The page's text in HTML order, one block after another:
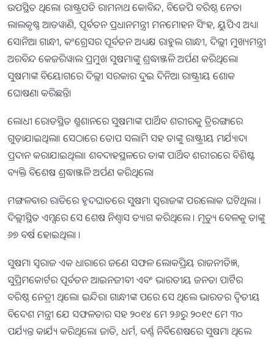
ଉପସ୍ଥିତ ଥିଲେ। ରାଷ୍ଟ୍ରପତି ରାମନାଥ କୋବିନ୍ଦ, ବିଜେପି ବରିଷ୍ଠ ନେତା
ଲାଲକୃଷ୍ଣ ଆଡୱାଣି, ପୂର୍ବତନ ପ୍ରଧାନମନ୍ତ୍ରୀ ମନମୋହନ ସିଂହ, ୟୁପିଏ ଅଧ୍ୟା
ସୋନିଆ ଗାନ୍ଧୀ, କଂଗ୍ରେସର ପୂର୍ବତନ ଅଧ୍ୟକ୍ଷ ରାହୁଲ ଗାନ୍ଧୀ, ଦିଲ୍ଲୀ ମୁଖ୍ୟମନ୍ତ୍ରୀ
ଅରବିନ୍ଦ କେଜରିୱାଲ ପ୍ରମୁଖ ସୁଷମାଙ୍କୁ ଶ୍ରଦ୍ଧାଞ୍ଜଳି ଅର୍ପଣ କରିଥିଲେ।
ସୁଷମାଙ୍କ ବିୟୋଗରେ ଦିଲ୍ଲୀ ସରକାର ଦୁଇ ଦିନିଆ ରାଷ୍ଟ୍ରୀୟ ଶୋକ
ଘୋଷଣା କରିଛନ୍ତି।
ଲୋଧୀ ରୋଡସ୍ଥିତ ଶ୍ମଶାନରେ ସୁଷମାଙ୍କ ପାର୍ଥିବ ଶରୀରକୁ ତ୍ରିରଙ୍ଗାରେ
ଗୁଡ଼ାଯାଇଥିଲା। ସେଠାରେ ତୋପ ସଲାମି ସହ ତାଙ୍କୁ ରାଷ୍ଟ୍ରୀୟ ମର୍ଯ୍ୟାଦା
ପ୍ରଦାନ କରାଯାଇଥିଲା। ଶବଦାହସ୍ଥଳରେ ତାଙ୍କ ପାର୍ଥିବ ଶରୀରରେ ବିଶିଷ୍ଟ
ବ୍ୟକ୍ତି ବିଶେଷ ଶ୍ରଦ୍ଧାଞ୍ଜଳି ଅର୍ପଣ କରିଥିଲେ।
ମଙ୍ଗଳବାର ରାତିରେ ହୃଦଘାତରେ ସୁଷମା ସ୍ବରାଜଙ୍କ ପରଲୋକ ଘଟିଥିଲା ।
ଦିଲ୍ଲୀସ୍ଥିତ ଏମ୍ସରେ ସେ ଶେଷ ନିଶ୍ବାସ ତ୍ୟାଗ କରିଥିଲେ । ମୃତ୍ୟୁ ବେଳକୁ ତାଙ୍କୁ
୬୭ ବର୍ଷ ହୋଇଥିଲା ।
ସୁଷମା ସ୍ୱରାଜ ଏକ ଧାରାରେ ଜଣେ ସଫଳ ଲୋକପ୍ରିୟ ରାଜନୀତିଜ୍ଞ,
ସୁପ୍ରିମକୋର୍ଟର ପୂର୍ବତନ ଆଇନଜୀବୀ ଏବଂ ଭାରତୀୟ ଜନତା ପାର୍ଟିର
ବରିଷ୍ଠ ନେତ୍ରୀ ଥିଲେ। ଇନ୍ଦିରା ଗାନ୍ଧୀଙ୍କ ପରେ ସେ ଥିଲେ ଭାରତର ଦ୍ଵିତୀୟ
ବିଦେଶ ମନ୍ତ୍ରୀ ଯେ ସଫଳତାର ସହ ୨୦୧୪ ମେ ୨୬ରୁ ୨୦୧୯ ମେ ୩୦
ପର୍ଯ୍ୟନ୍ତ କାର୍ଯ୍ୟ କରିଥିଲେ। ଜାତି, ଧର୍ମ, ବର୍ଣ୍ଣ ନିର୍ବିଶେଷରେ ସୁଷମା ଥିଲେ